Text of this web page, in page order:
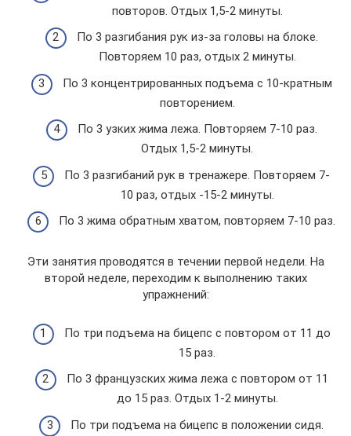
повторов. Отдых 1,5-2 минуты.
По 3 разгибания рук из-за головы на блоке.
Повторяем 10 раз, отдых 2 минуты.
По 3 концентрированных подъема с 10-кратным
повторением.
По 3 узких жима лежа. Повторяем 7-10 раз.
Отдых 1,5-2 минуты.
По 3 разгибаний рук в тренажере. Повторяем 7-
10 раз, отдых -15-2 минуты.
По 3 жима обратным хватом, повторяем 7-10 раз.
Эти занятия проводятся в течении первой недели. На
второй неделе, переходим к выполнению таких
упражнений:
По три подъема на бицепс с повтором от 11 до
15 раз.
По 3 французских жима лежа с повтором от 11
до 15 раз. Отдых 1-2 минуты.
По три подъема на бицепс в положении сидя.